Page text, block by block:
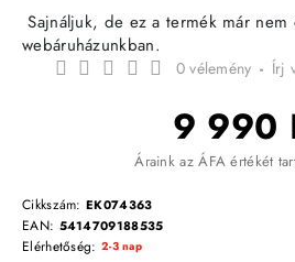
Sajnáljuk, de ez a termék már nem
webáruházunkban.
0 vélemény - Írj
9 990
Áraink az ÁFA értékét
Cikkszám: EK074363
EAN: 5414709188535
Elérhetőség: 2-3 nap